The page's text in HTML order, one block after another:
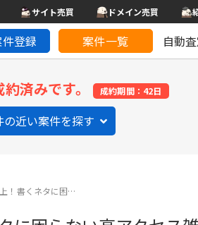
サイト売買 ドメイン売買
登録 案件一覧 自動
済みです。 成約期間：42日
の近い案件を探す
！書くネタに困…